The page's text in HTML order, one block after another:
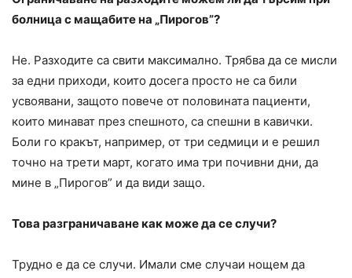
болница с мащабите на „Пирогов”?
Не. Разходите са свити максимално. Трябва да се мисли
за едни приходи, които досега просто не са били
усвоявани, защото повече от половината пациенти,
които минават през спешното, са спешни в кавички.
Боли го кракът, например, от три седмици и е решил
точно на трети март, когато има три почивни дни, да
мине в „Пирогов” и да види защо.
Това разграничаване как може да се случи?
Трудно е да се случи. Имали сме случаи нощем да